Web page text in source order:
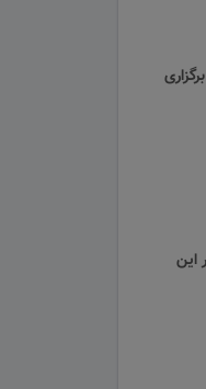
این